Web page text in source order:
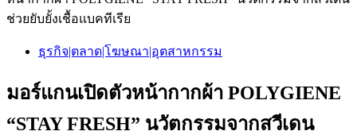
ช่วยยับยั้งเชื้อแบคทีเรีย
ธุรกิจ|ตลาด|โฆษณา|อุตสาหกรรม
มอร์แกนเปิดตัวหน้ากากผ้า POLYGIENE
“STAY FRESH” นวัตกรรมจากสวีเดน